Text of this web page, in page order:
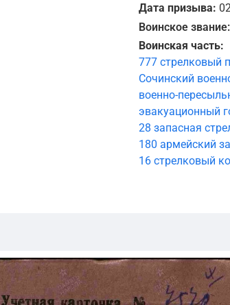
Дата призыва:
Воинское звание:
Воинская часть:
777 стрелковый
Сочинский
военно-
эвакуационный
28 запасная
180 армейский
16 стрелковый